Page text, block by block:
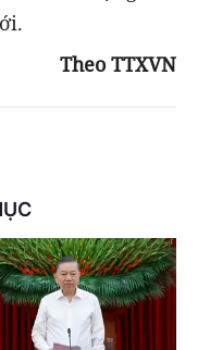
Theo TTXVN